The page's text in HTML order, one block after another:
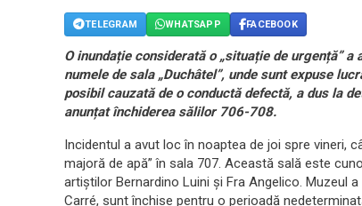
TELEGRAM WHATSAPP FACEBOOK
O inundație considerată o „situație de urgență”
numele de sala „Duchâtel”, unde sunt expuse
posibil cauzată de o conductă defectă, a dus la
anunțat închiderea sălilor 706-708.
Incidentul a avut loc în noaptea de joi spre vineri,
majoră de apă” în sala 707. Această sală este
artiștilor Bernardino Luini și Fra Angelico. Muzeul
Carré, sunt închise pentru o perioadă